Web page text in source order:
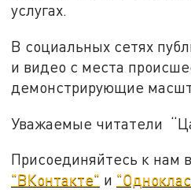
услугах.
В социальных сетях
и видео с места
демонстрирующие
Уважаемые читатели
Присоединяйтесь к нам
"ВКонтакте" и